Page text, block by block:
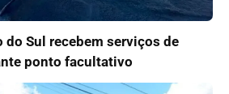
do Sul recebem serviços de
ponto facultativo